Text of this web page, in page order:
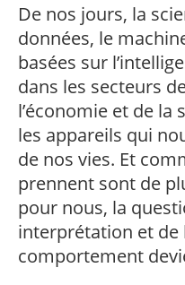
S’engager à Télécom
Paris
Numérique
responsable : nos
élèves impliqués
Parcours Numérique
Responsable
Enquête 1er emploi
Artificielle en
alternance
(admissions closes)
Expert
cybersécurité des
réseaux et des
systèmes
d’information
Intelligence
Artificielle – Expert
Data & MLops
Intelligence
Artificielle
multimodale et
• Journaliste
• Diplômé
De nos jours, la
données, le
basées sur
dans les secteurs
l’économie et de la
les appareils qui
de nos vies. Et
prennent sont de
pour nous, la
interprétation et de
comportement